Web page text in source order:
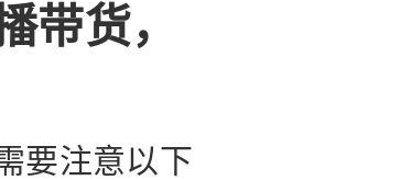
带货，
要注意以下